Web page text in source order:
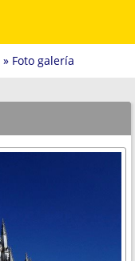
» Foto galería